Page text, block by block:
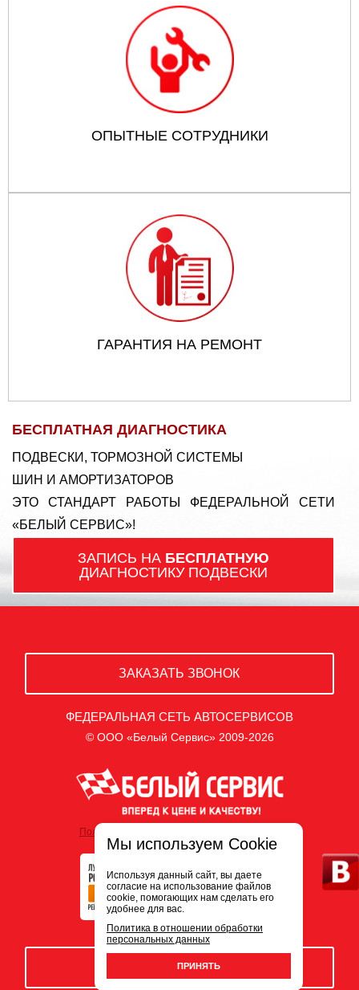
ОПЫТНЫЕ СОТРУДНИКИ
ГАРАНТИЯ НА РЕМОНТ
БЕСПЛАТНАЯ ДИАГНОСТИКА
ПОДВЕСКИ, ТОРМОЗНОЙ СИСТЕМЫ
ШИН И АМОРТИЗАТОРОВ
ЭТО СТАНДАРТ РАБОТЫ ФЕДЕРАЛЬНОЙ СЕТИ
«БЕЛЫЙ СЕРВИС»!
ЗАПИСЬ НА БЕСПЛАТНУЮ
ДИАГНОСТИКУ ПОДВЕСКИ
ЗАКАЗАТЬ ЗВОНОК
ФЕДЕРАЛЬНАЯ СЕТЬ АВТОСЕРВИСОВ
© ООО «Белый Сервис» 2009-2026
Политика обработки персональных данных
ЗАПИСЬ НА СЕРВИС
Мы используем Cookie
Используя данный сайт, вы даете
согласие на использование файлов
cookie, помогающих нам сделать его
удобнее для вас.
Политика в отношении обработки
персональных данных
ПРИНЯТЬ